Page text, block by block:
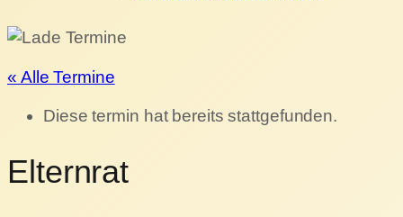
« Alle Termine
Diese termin hat bereits stattgefunden.
Elternrat